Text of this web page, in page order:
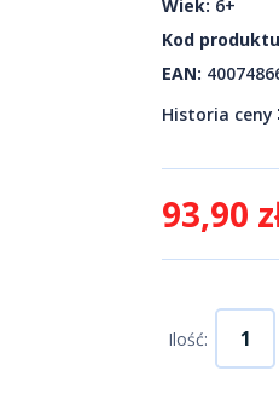
Wiek: 6+
Kod
EAN:
Historia ceny
93,90
Ilość: